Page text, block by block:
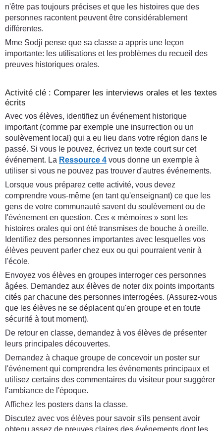
n'être pas toujours précises et que les histoires que des
personnes racontent peuvent être considérablement
différentes.
Mme Sodji pense que sa classe a appris une leçon
importante: les utilisations et les problèmes du recueil des
preuves historiques orales.
Activité clé : Comparer les interviews orales et les textes
écrits
Avec vos élèves, identifiez un événement historique
important (comme par exemple une insurrection ou un
soulèvement local) qui a eu lieu dans votre région dans le
passé. Si vous le pouvez, écrivez un texte court sur cet
événement. La Ressource 4 vous donne un exemple à
utiliser si vous ne pouvez pas trouver d'autres événements.
Lorsque vous préparez cette activité, vous devez
comprendre vous-même (en tant qu'enseignant) ce que les
gens de votre communauté savent du soulèvement ou de
l'événement en question. Ces « mémoires » sont les
histoires orales qui ont été transmises de bouche à oreille.
Identifiez des personnes importantes avec lesquelles vos
élèves peuvent parler chez eux ou qui pourraient venir à
l'école.
Envoyez vos élèves en groupes interroger ces personnes
âgées. Demandez aux élèves de noter dix points importants
cités par chacune des personnes interrogées. (Assurez-vous
que les élèves ne se déplacent qu'en groupe et en toute
sécurité à tout moment).
De retour en classe, demandez à vos élèves de présenter
leurs principales découvertes.
Demandez à chaque groupe de concevoir un poster sur
l'événement qui comprendra les événements principaux et
utilisez certains des commentaires du visiteur pour suggérer
l'ambiance de l'époque.
Affichez les posters dans la classe.
Discutez avec vos élèves pour savoir s'ils pensent avoir
obtenu assez de preuves claires des événements dont les